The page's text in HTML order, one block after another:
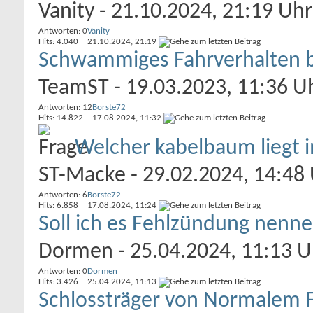
Vanity - 21.10.2024, 21:19 Uhr
Antworten: 0
Hits: 4.040
Vanity
21.10.2024, 21:19
Schwammiges Fahrverhalten
TeamST - 19.03.2023, 11:36
Antworten: 12
Hits: 14.822
Borste72
17.08.2024, 11:32
Welcher kabelbaum liegt
ST-Macke - 29.02.2024, 14:48
Antworten: 6
Hits: 6.858
Borste72
17.08.2024, 11:24
Soll ich es Fehlzündung
Dormen - 25.04.2024, 11:13
Antworten: 0
Hits: 3.426
Dormen
25.04.2024, 11:13
Schlossträger von Normalem